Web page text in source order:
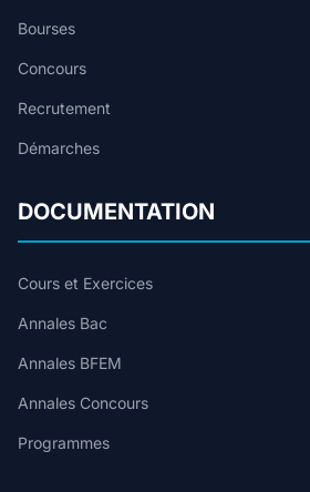
Bourses
Concours
Recrutement
Démarches
DOCUMENTATION
Cours et Exercices
Annales Bac
Annales BFEM
Annales Concours
Programmes